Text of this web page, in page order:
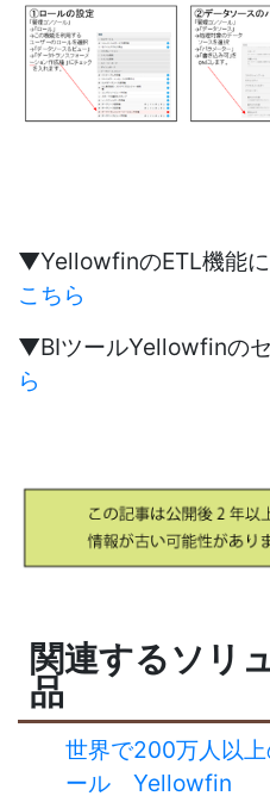
▼YellowfinのETL機能
こちら
▼BIツールYellowfinの
ら
関連するソリ
品
世界で200万人以
ール Yellowfin